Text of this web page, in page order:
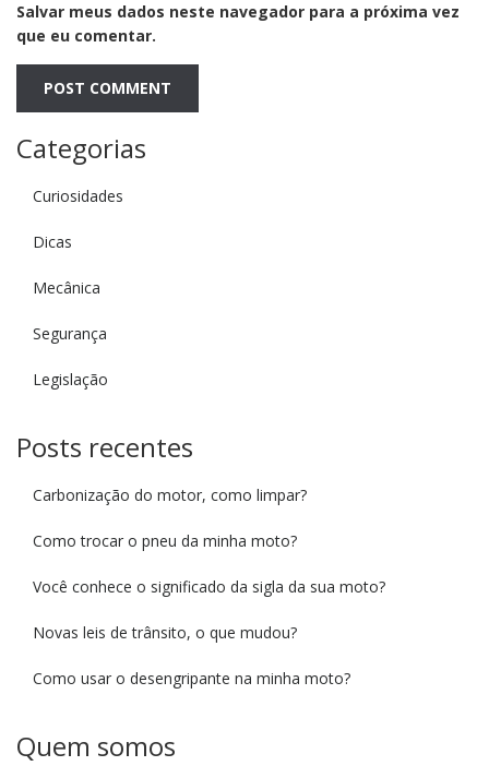
Salvar meus dados neste navegador para a próxima vez
que eu comentar.
Categorias
Curiosidades
Dicas
Mecânica
Segurança
Legislação
Posts recentes
Carbonização do motor, como limpar?
Como trocar o pneu da minha moto?
Você conhece o significado da sigla da sua moto?
Novas leis de trânsito, o que mudou?
Como usar o desengripante na minha moto?
Quem somos